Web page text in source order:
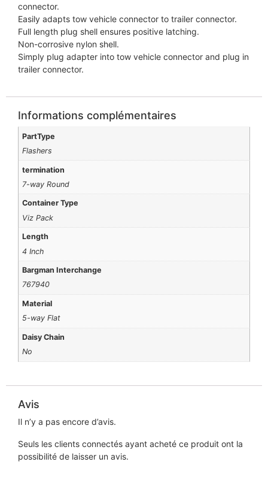
connector.
Easily adapts tow vehicle connector to trailer connector.
Full length plug shell ensures positive latching.
Non-corrosive nylon shell.
Simply plug adapter into tow vehicle connector and plug in
trailer connector.
Informations complémentaires
PartType
Flashers
termination
7-way Round
Container Type
Viz Pack
Length
4 Inch
Bargman Interchange
767940
Material
5-way Flat
Daisy Chain
No
Avis
Il n’y a pas encore d’avis.
Seuls les clients connectés ayant acheté ce produit ont la
possibilité de laisser un avis.